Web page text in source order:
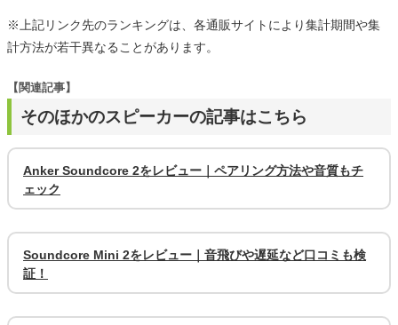
※上記リンク先のランキングは、各通販サイトにより集計期間や集
計方法が若干異なることがあります。
そのほかのスピーカーの記事はこちら
【関連記事】
Anker Soundcore 2をレビュー｜ペアリング方法や音質もチ
ェック
Soundcore Mini 2をレビュー｜音飛びや遅延など口コミも検
証！